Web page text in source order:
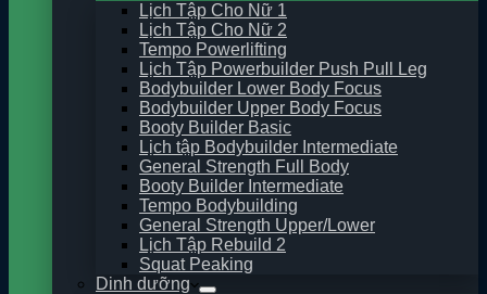
Lịch Tập Cho Nữ 1
Lịch Tập Cho Nữ 2
Tempo Powerlifting
Lịch Tập Powerbuilder Push Pull Leg
Bodybuilder Lower Body Focus
Bodybuilder Upper Body Focus
Booty Builder Basic
Lịch tập Bodybuilder Intermediate
General Strength Full Body
Booty Builder Intermediate
Tempo Bodybuilding
General Strength Upper/Lower
Lịch Tập Rebuild 2
Squat Peaking
Dinh dưỡng